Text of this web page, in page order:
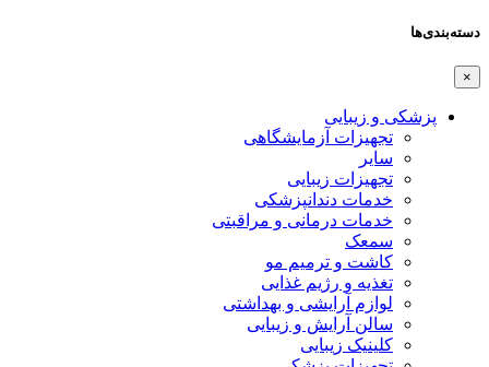
دسته‌بندی‌ها
×
پزشکی و زیبایی
تجهیزات آزمایشگاهی
سایر
تجهیزات زیبایی
خدمات دندانپزشکی
خدمات درمانی و مراقبتی
سمعک
کاشت و ترمیم مو
تغذیه و رژیم غذایی
لوازم آرایشی و بهداشتی
سالن آرایش و زیبایی
کلینیک زیبایی